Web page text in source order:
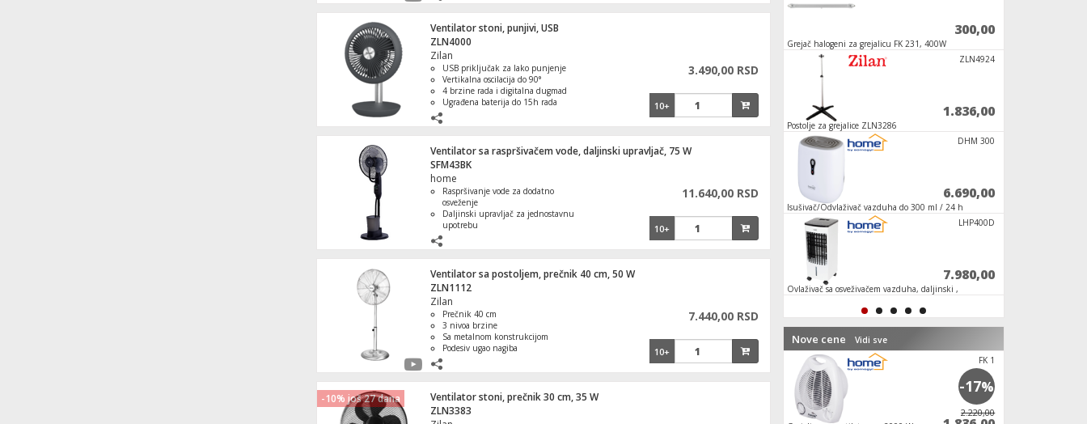
Ventilator stoni, punjivi, USB
ZLN4000
Zilan
USB priključak za lako punjenje
Vertikalna oscilacija do 90°
4 brzine rada i digitalna dugmad
Ugrađena baterija do 15h rada
3.490,00 RSD
10+
Ventilator sa raspršivačem vode, daljinski upravljač, 75 W
SFM43BK
home
Raspršivanje vode za dodatno
osveženje
Daljinski upravljač za jednostavnu
upotrebu
Rezervoar kapaciteta 2,8 litara
Timer funkcija do 7.5 sati
11.640,00 RSD
10+
Ventilator sa postoljem, prečnik 40 cm, 50 W
ZLN1112
Zilan
Prečnik 40 cm
3 nivoa brzine
Sa metalnom konstrukcijom
Podesiv ugao nagiba
7.440,00 RSD
10+
-10% još 27 dana
Ventilator stoni, prečnik 30 cm, 35 W
ZLN3383
URC 2000AC/SL
1.629,00
Keramička mini prenosna grejalica
Monoblok klima uređaj za hlađenje i grejanje
160.200,00
Konvektor, smart, zidni/samostojeći, 2000W,
12.990,00
Postolje za grejalice ZLN3286
ZLN4924
1.836,00
Isušivač/Odvlaživač vazduha do 300 ml / 24 h
DHM 300
6.690,00
Ovlaživač sa osveživačem vazduha, daljinski ,
LHP400D
7.980,00
Set za montažu klima uređaja "24"
Kvarcna grejalica, 400W/800W/1200W
Keramička grejalica sa ventilatorom
Uljni radijator, 11 rebara, 2500 W
Nove cene Vidi sve
-1%
FK 1
-17%
2.220,00